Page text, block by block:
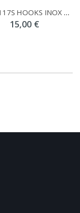
VMC 8117S HOOKS INOX 25PCS
15,00 €